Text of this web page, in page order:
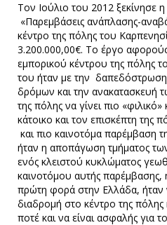
Τον Ιούλιο του 2012 ξεκίνησε
«Παρεμβάσεις ανάπλασης-
κέντρο της πόλης του
3.200.000,00€. Το έργο
εμπορικού κέντρου της πόλης
του ήταν με την
δρόμων και την ανακατασκευή
της πόλης να γίνει πιο
κάτοικο και τον επισκέπτη της
και πιο καινοτόμα παρέμβαση
ήταν η αποπάγωση τμήματος
ενός κλειστού κυκλώματος
καινοτόμου αυτής παρέμβασης,
πρώτη φορά στην Ελλάδα, ήταν
διαδρομή στο κέντρο της
ποτέ και να είναι ασφαλής για